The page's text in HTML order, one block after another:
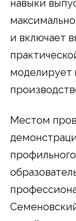
навыки
и включает
моделирует
Местом